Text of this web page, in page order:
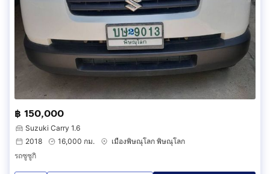
฿ 150,000
Suzuki Carry 1.6
2018
16,000 กม.
เมืองพิษณุโลก พิษณุโลก
รถซูซูกิ